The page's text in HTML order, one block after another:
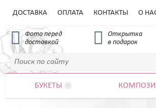
ДОСТАВКА ОПЛАТА КОНТАКТЫ О
 Фото перед
доставкой

Открытка
в подарок
БУКЕТЫ